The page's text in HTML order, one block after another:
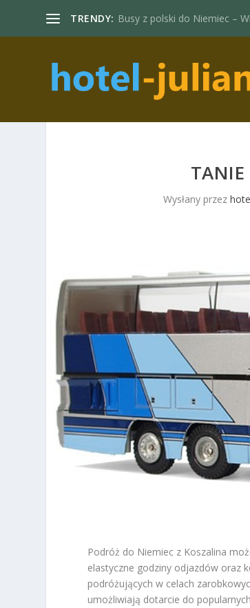
TRENDY: Busy z polski do Niemiec –
TANIE
Wysłany przez
Podróż do Niemiec z Koszalina
elastyczne godziny odjazdów oraz
podróżujących w celach
umożliwiają dotarcie do